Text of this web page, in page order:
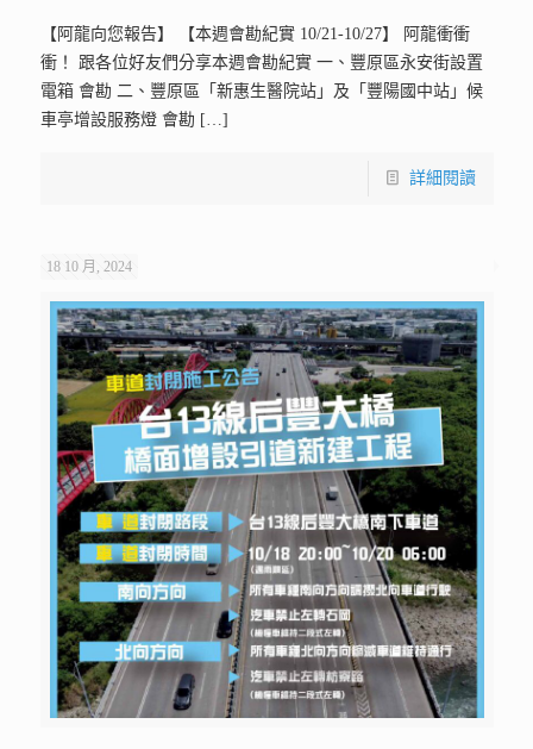
【阿龍向您報告】 【本週會勘紀實 10/21-10/27】 阿龍衝衝
衝！ 跟各位好友們分享本週會勘紀實 一、豐原區永安街設置
電箱 會勘 二、豐原區「新惠生醫院站」及「豐陽國中站」候
車亭增設服務燈 會勘 […]
詳細閱讀
18 10 月, 2024